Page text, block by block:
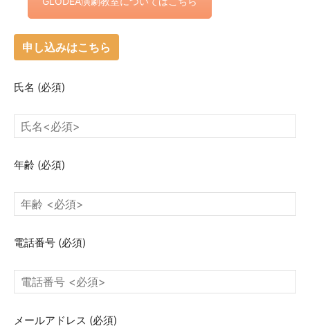
申し込みはこちら
氏名 (必須)
年齢 (必須)
電話番号 (必須)
メールアドレス (必須)